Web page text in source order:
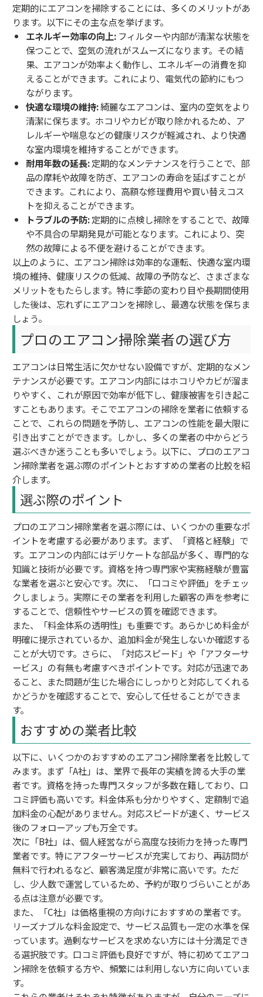
定期的にエアコンを掃除することには、多くのメリットがあ
ります。以下にその主な点を挙げます。
エネルギー効率の向上: フィルターや内部が清潔な状態を
保つことで、空気の流れがスムーズになります。その結
果、エアコンが効率よく動作し、エネルギーの消費を抑
えることができます。これにより、電気代の節約にもつ
ながります。
快適な環境の維持:綺麗なエアコンは、室内の空気をより
清潔に保ちます。ホコリやカビが取り除かれるため、ア
レルギーや喘息などの健康リスクが軽減され、より快適
な室内環境を維持することができます。
耐用年数の延長:定期的なメンテナンスを行うことで、部
品の摩耗や故障を防ぎ、エアコンの寿命を延ばすことが
できます。これにより、高額な修理費用や買い替えコス
トを抑えることができます。
トラブルの予防:定期的に点検し掃除をすることで、故障
や不具合の早期発見が可能となります。これにより、突
然の故障による不便を避けることができます。
以上のように、エアコン掃除は効率的な運転、快適な室内環
境の維持、健康リスクの低減、故障の予防など、さまざまな
メリットをもたらします。特に季節の変わり目や長期間使用
した後は、忘れずにエアコンを掃除し、最適な状態を保ちま
しょう。
プロのエアコン掃除業者の選び方
エアコンは日常生活に欠かせない設備ですが、定期的なメン
テナンスが必要です。エアコン内部にはホコリやカビが溜ま
りやすく、これが原因で効率が低下し、健康被害を引き起こ
すこともあります。そこでエアコンの掃除を業者に依頼する
ことで、これらの問題を予防し、エアコンの性能を最大限に
引き出すことができます。しかし、多くの業者の中からどう
選ぶべきか迷うことも多いでしょう。以下に、プロのエアコ
ン掃除業者を選ぶ際のポイントとおすすめの業者の比較を紹
介します。
選ぶ際のポイント
プロのエアコン掃除業者を選ぶ際には、いくつかの重要なポ
イントを考慮する必要があります。まず、「資格と経験」で
す。エアコンの内部にはデリケートな部品が多く、専門的な
知識と技術が必要です。資格を持つ専門家や実務経験が豊富
な業者を選ぶと安心です。次に、「口コミや評価」をチェッ
クしましょう。実際にその業者を利用した顧客の声を参考に
することで、信頼性やサービスの質を確認できます。
また、「料金体系の透明性」も重要です。あらかじめ料金が
明確に提示されているか、追加料金が発生しないか確認する
ことが大切です。さらに、「対応スピード」や「アフターサ
ービス」の有無も考慮すべきポイントです。対応が迅速であ
ること、また問題が生じた場合にしっかりと対応してくれる
かどうかを確認することで、安心して任せることができま
す。
おすすめの業者比較
以下に、いくつかのおすすめのエアコン掃除業者を比較して
みます。まず「A社」は、業界で長年の実績を誇る大手の業
者です。資格を持った専門スタッフが多数在籍しており、口
コミ評価も高いです。料金体系も分かりやすく、定額制で追
加料金の心配がありません。対応スピードが速く、サービス
後のフォローアップも万全です。
次に「B社」は、個人経営ながら高度な技術力を持った専門
業者です。特にアフターサービスが充実しており、再訪問が
無料で行われるなど、顧客満足度が非常に高いです。ただ
し、少人数で運営しているため、予約が取りづらいことがあ
る点は注意が必要です。
また、「C社」は価格重視の方向けにおすすめの業者です。
リーズナブルな料金設定で、サービス品質も一定の水準を保
っています。過剰なサービスを求めない方には十分満足でき
る選択肢です。口コミ評価も良好ですが、特に初めてエアコ
ン掃除を依頼する方や、頻繁には利用しない方に向いていま
す。